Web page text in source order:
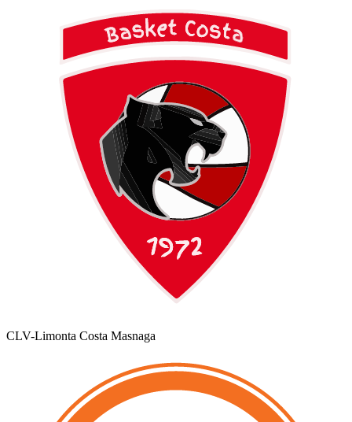
CLV-Limonta Costa Masnaga